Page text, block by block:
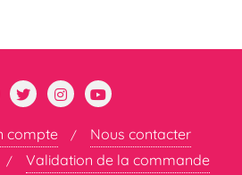
compte
Nous contacter
Validation de la commande